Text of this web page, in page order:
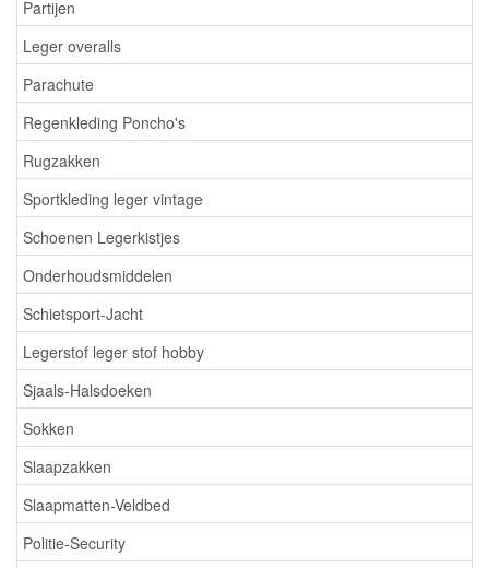
Partijen
Leger overalls
Parachute
Regenkleding Poncho's
Rugzakken
Sportkleding leger vintage
Schoenen Legerkistjes
Onderhoudsmiddelen
Schietsport-Jacht
Legerstof leger stof hobby
Sjaals-Halsdoeken
Sokken
Slaapzakken
Slaapmatten-Veldbed
Politie-Security